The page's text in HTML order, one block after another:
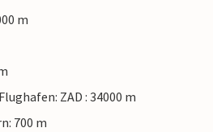
m
ZAD : 34000 m
700 m